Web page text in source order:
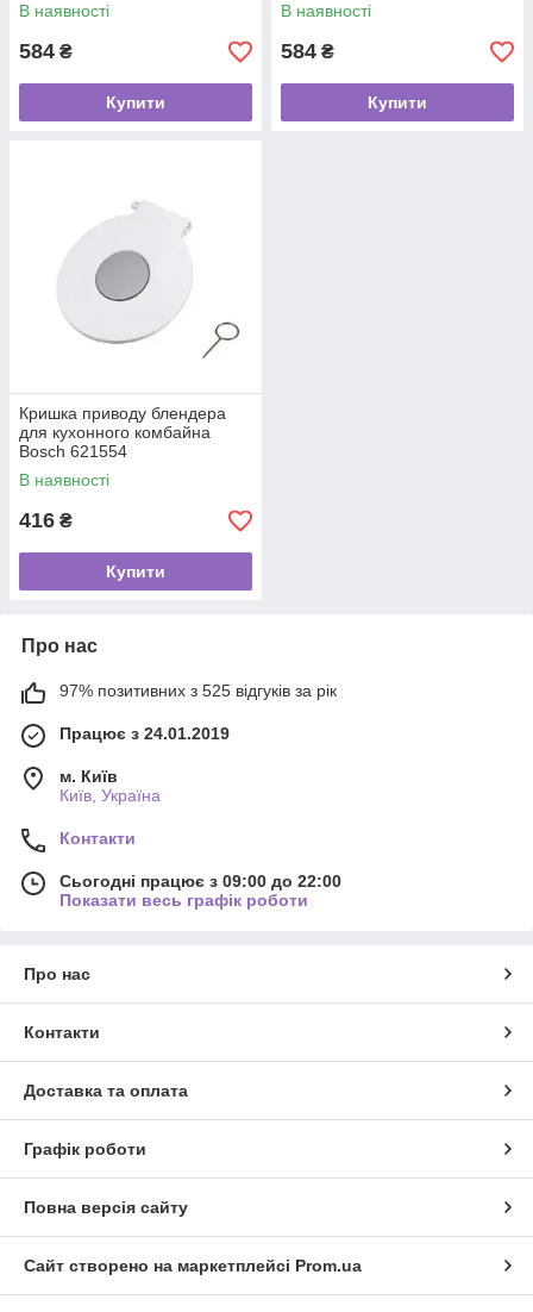
В наявності
584 ₴
Купити
В наявності
584 ₴
Купити
Кришка приводу блендера
для кухонного комбайна
Bosch 621554
В наявності
416 ₴
Купити
Про нас
97% позитивних з 525 відгуків за рік
Працює з 24.01.2019
м. Київ
Київ, Україна
Контакти
Сьогодні працює з 09:00 до 22:00
Показати весь графік роботи
Про нас
Контакти
Доставка та оплата
Графік роботи
Повна версія сайту
Сайт створено на маркетплейсі Prom.ua